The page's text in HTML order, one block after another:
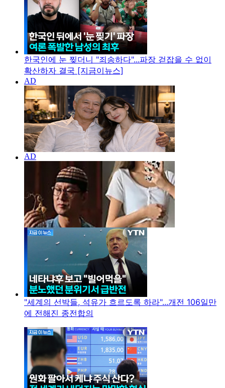
한국인에 눈 찢더니 "죄송하다"...파장 걷잡을 수 없이
확산하자 결국 [지금이뉴스]
"세계의 선박들, 석유가 흐르도록 하라"...개전 106일만
에 전해진 종전합의